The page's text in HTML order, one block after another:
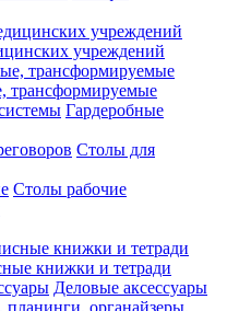
учреждений
трансформируемые
Гардеробные
Столы для
Столы рабочие
книжки и тетради
Деловые аксессуары